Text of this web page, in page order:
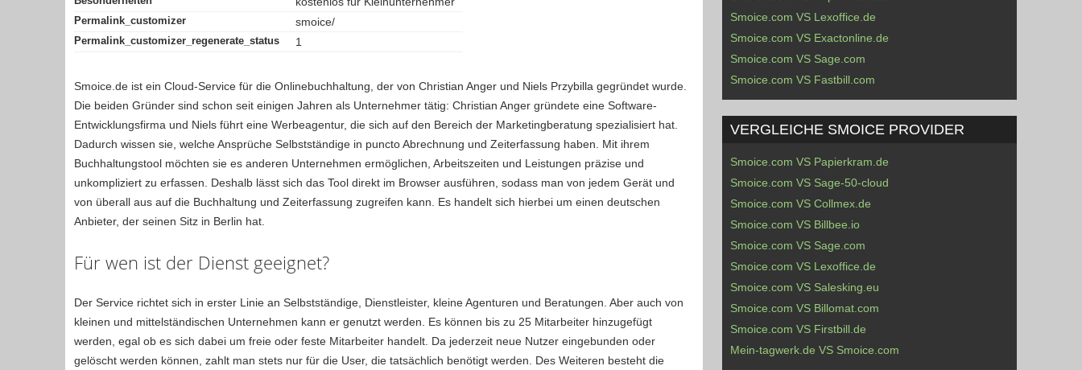
Permalink_customizer smoice/
Permalink_customizer_regenerate_status 1
Smoice.de ist ein Cloud-Service für die Onlinebuchhaltung, der von Christian Anger und Niels Przybilla gegründet wurde.
Die beiden Gründer sind schon seit einigen Jahren als Unternehmer tätig: Christian Anger gründete eine Software-
Entwicklungsfirma und Niels führt eine Werbeagentur, die sich auf den Bereich der Marketingberatung spezialisiert hat.
Dadurch wissen sie, welche Ansprüche Selbstständige in puncto Abrechnung und Zeiterfassung haben. Mit ihrem
Buchhaltungstool möchten sie es anderen Unternehmen ermöglichen, Arbeitszeiten und Leistungen präzise und
unkompliziert zu erfassen. Deshalb lässt sich das Tool direkt im Browser ausführen, sodass man von jedem Gerät und
von überall aus auf die Buchhaltung und Zeiterfassung zugreifen kann. Es handelt sich hierbei um einen deutschen
Anbieter, der seinen Sitz in Berlin hat.
Für wen ist der Dienst geeignet?
Der Service richtet sich in erster Linie an Selbstständige, Dienstleister, kleine Agenturen und Beratungen. Aber auch von
kleinen und mittelständischen Unternehmen kann er genutzt werden. Es können bis zu 25 Mitarbeiter hinzugefügt
werden, egal ob es sich dabei um freie oder feste Mitarbeiter handelt. Da jederzeit neue Nutzer eingebunden oder
gelöscht werden können, zahlt man stets nur für die User, die tatsächlich benötigt werden. Des Weiteren besteht die
Smoice.com VS Lexoffice.de
Smoice.com VS Exactonline.de
Smoice.com VS Sage.com
Smoice.com VS Fastbill.com
VERGLEICHE SMOICE PROVIDER
Smoice.com VS Papierkram.de
Smoice.com VS Sage-50-cloud
Smoice.com VS Collmex.de
Smoice.com VS Billbee.io
Smoice.com VS Sage.com
Smoice.com VS Lexoffice.de
Smoice.com VS Salesking.eu
Smoice.com VS Billomat.com
Smoice.com VS Firstbill.de
Mein-tagwerk.de VS Smoice.com